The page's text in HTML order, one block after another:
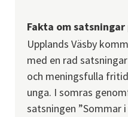
Fakta om
Upplands Väsby
med en rad
och meningsfulla
unga. I somras
satsningen ”Sommar